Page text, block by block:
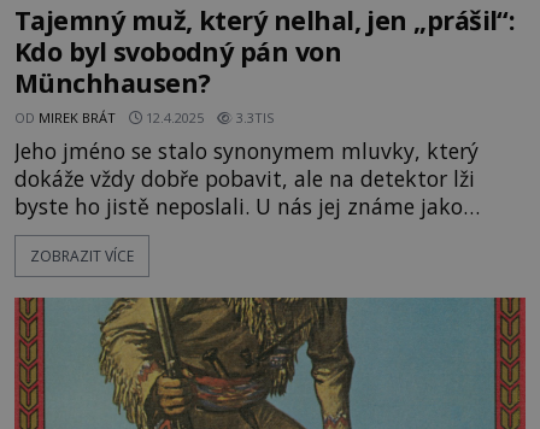
Tajemný muž, který nelhal, jen „prášil“:
Kdo byl svobodný pán von
Münchhausen?
OD MIREK BRÁT 12.4.2025 3.3TIS
Jeho jméno se stalo synonymem mluvky, který
dokáže vždy dobře pobavit, ale na detektor lži
byste ho jistě neposlali. U nás jej známe jako
barona Prášila, kterého nádherně vykreslil
stejnojmenný film režiséra Karla Zemana (1962).
sudičky daly do vínku tolik prořízlou pusu a tak
nezměrnou fantazii? Baron P
ZOBRAZIT VÍCE